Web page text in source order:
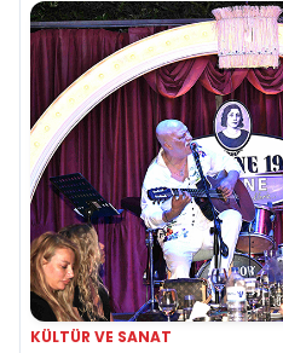
KÜLTÜR VE SANAT